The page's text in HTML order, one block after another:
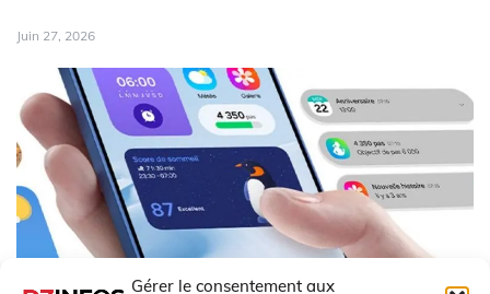
Gérer le consentement aux
Juin 27, 2026